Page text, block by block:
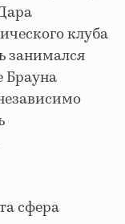
клуба
занимался
Брауна
сфера